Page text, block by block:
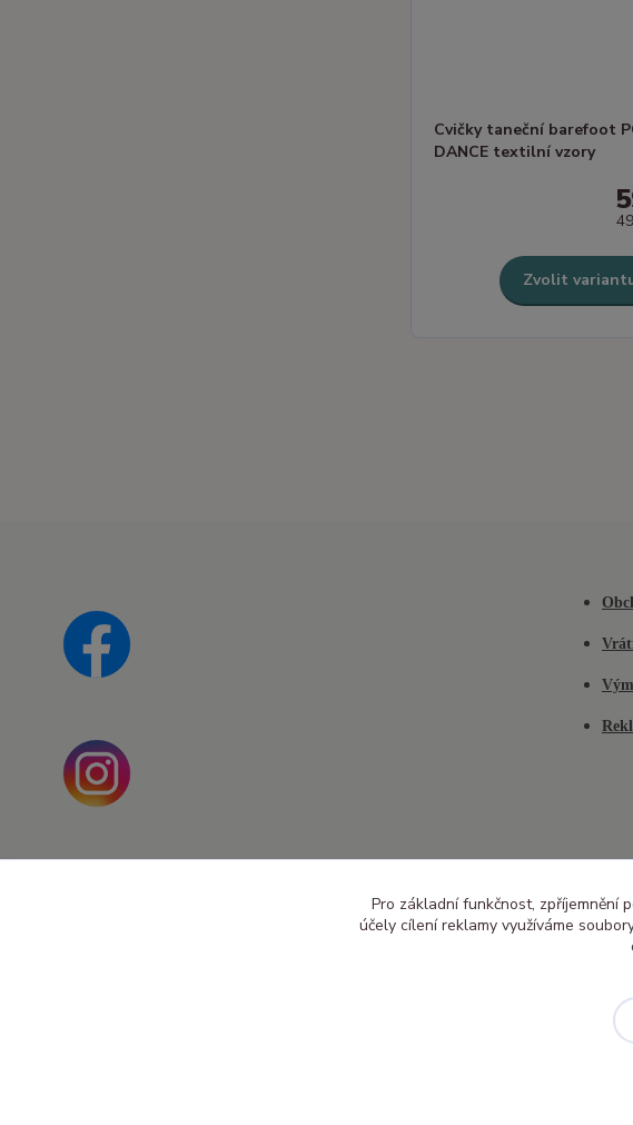
Cvičky taneční barefoot
DANCE textilní vzory
Zvolit
Pro základní funkčnost, zpříjemnění
účely cílení reklamy využíváme